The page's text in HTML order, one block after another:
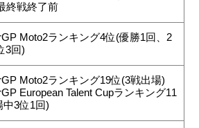
終戦終了前
Moto2ランキング4位(優勝1回、2
3回)
Moto2ランキング19位(3戦出場)
European Talent Cupランキング11
中3位1回)